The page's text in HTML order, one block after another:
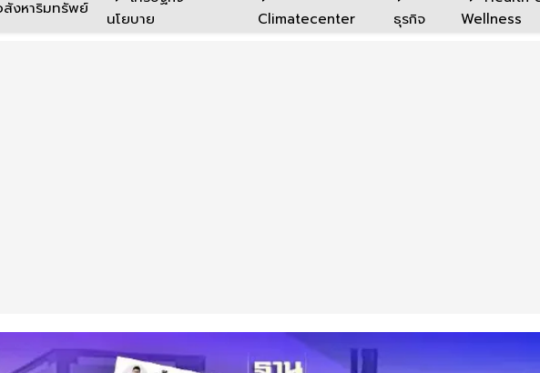
สังหาริมทรัพย์
นโยบาย
Climatecenter ธุรกิจ
Wellness